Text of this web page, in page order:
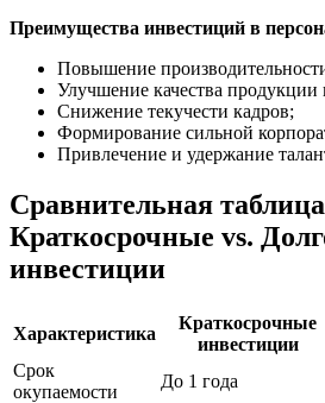
Преимущества инвестиций в
Повышение
Улучшение качества продукции
Снижение текучести кадров;
Формирование сильной
Привлечение и удержание
Сравнительная
Краткосрочные vs.
инвестиции
Характеристика
Краткосрочные
инвестиции
Срок
окупаемости
До 1 года